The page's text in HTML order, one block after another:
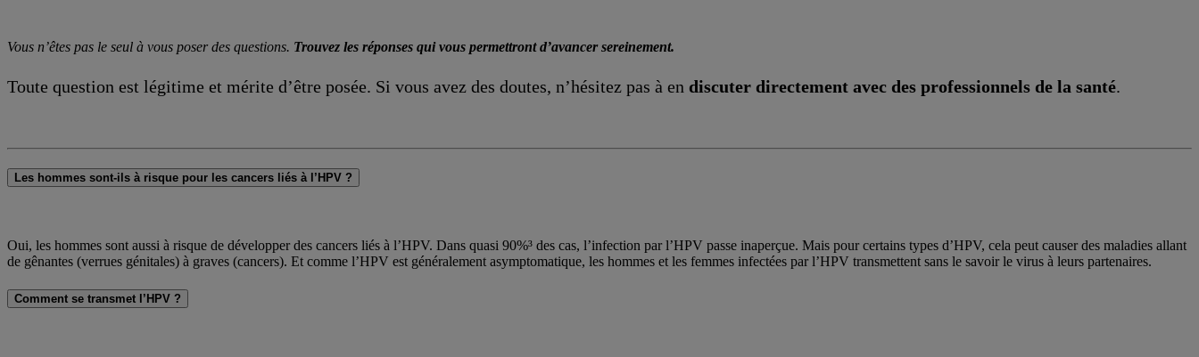
Vous n’êtes pas le seul à vous poser des questions. Trouvez les réponses qui vous permettront d’avancer sereinement.
Toute question est légitime et mérite d’être posée. Si vous avez des doutes, n’hésitez pas à en discuter directement avec des professionnels de la santé.
Les hommes sont-ils à risque pour les cancers liés à l’HPV ?
Oui, les hommes sont aussi à risque de développer des cancers liés à l’HPV. Dans quasi 90%³ des cas, l’infection par l’HPV passe inaperçue. Mais pour certains types d’HPV, cela peut causer des maladies allant
de gênantes (verrues génitales) à graves (cancers). Et comme l’HPV est généralement asymptomatique, les hommes et les femmes infectées par l’HPV transmettent sans le savoir le virus à leurs partenaires.
Comment se transmet l’HPV ?